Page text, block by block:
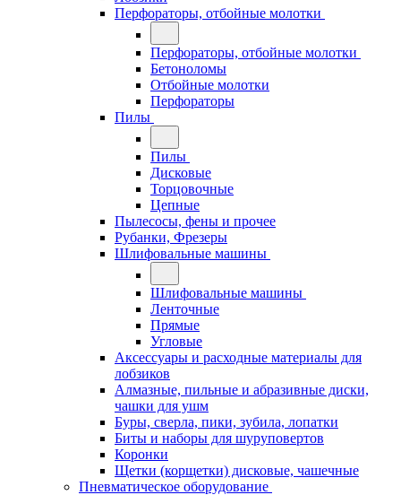
Перфораторы, отбойные молотки
Перфораторы, отбойные молотки
Бетоноломы
Отбойные молотки
Перфораторы
Пилы
Пилы
Дисковые
Торцовочные
Цепные
Пылесосы, фены и прочее
Рубанки, Фрезеры
Шлифовальные машины
Шлифовальные машины
Ленточные
Прямые
Угловые
Аксессуары и расходные материалы для
лобзиков
Алмазные, пильные и абразивные диски,
чашки для ушм
Буры, сверла, пики, зубила, лопатки
Биты и наборы для шуруповертов
Коронки
Щетки (корщетки) дисковые, чашечные
Пневматическое оборудование